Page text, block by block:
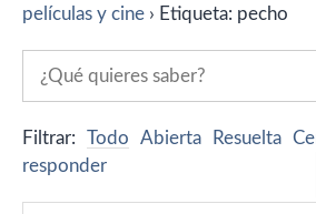
películas y cine › Etiqueta: pecho
Filtrar: Todo Abierta Resuelta
responder